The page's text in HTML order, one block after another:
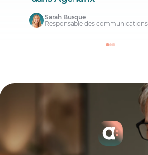
Sarah Busque
Responsable des communications